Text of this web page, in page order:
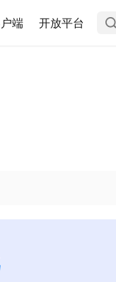
端 开放平台